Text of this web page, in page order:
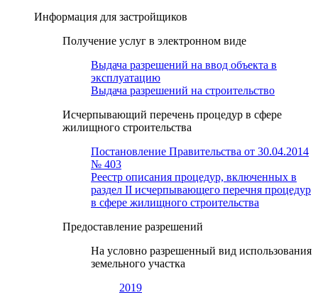
Информация для застройщиков
Получение услуг в электронном виде
Выдача разрешений на ввод объекта в
эксплуатацию
Выдача разрешений на строительство
Исчерпывающий перечень процедур в сфере
жилищного строительства
Постановление Правительства от 30.04.2014
№ 403
Реестр описания процедур, включенных в
раздел II исчерпывающего перечня процедур
в сфере жилищного строительства
Предоставление разрешений
На условно разрешенный вид использования
земельного участка
2019